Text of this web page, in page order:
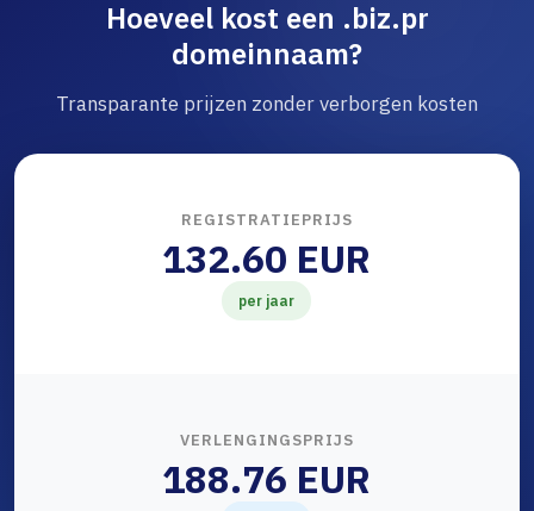
Hoeveel kost een .biz.pr
domeinnaam?
Transparante prijzen zonder verborgen kosten
REGISTRATIEPRIJS
132.60 EUR
per jaar
VERLENGINGSPRIJS
188.76 EUR